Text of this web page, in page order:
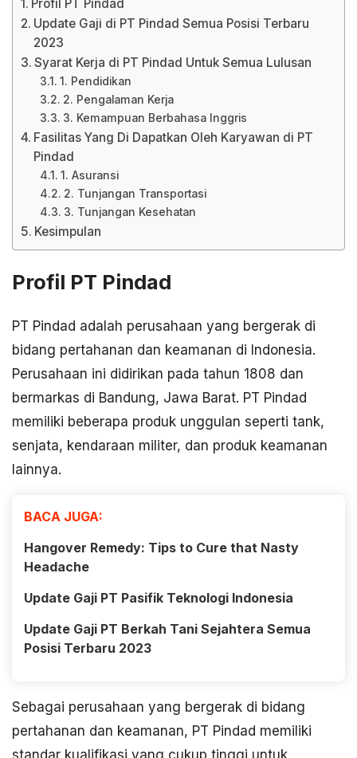
Profil PT Pindad
Update Gaji di PT Pindad Semua Posisi Terbaru
2023
Syarat Kerja di PT Pindad Untuk Semua Lulusan
1. Pendidikan
2. Pengalaman Kerja
3. Kemampuan Berbahasa Inggris
Fasilitas Yang Di Dapatkan Oleh Karyawan di PT
Pindad
1. Asuransi
2. Tunjangan Transportasi
3. Tunjangan Kesehatan
Kesimpulan
Profil PT Pindad
PT Pindad adalah perusahaan yang bergerak di
bidang pertahanan dan keamanan di Indonesia.
Perusahaan ini didirikan pada tahun 1808 dan
bermarkas di Bandung, Jawa Barat. PT Pindad
memiliki beberapa produk unggulan seperti tank,
senjata, kendaraan militer, dan produk keamanan
lainnya.
BACA JUGA:
Hangover Remedy: Tips to Cure that Nasty
Headache
Update Gaji PT Pasifik Teknologi Indonesia
Update Gaji PT Berkah Tani Sejahtera Semua
Posisi Terbaru 2023
Sebagai perusahaan yang bergerak di bidang
pertahanan dan keamanan, PT Pindad memiliki